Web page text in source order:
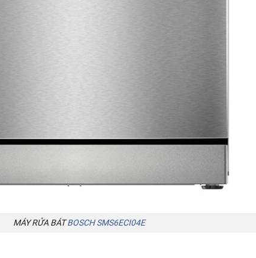
MÁY RỬA BÁTBOSCH SMS6ECI04E